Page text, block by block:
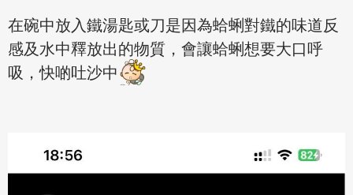
在碗中放入鐵湯匙或刀是因為蛤蜊對鐵的味道反
感及水中釋放出的物質，會讓蛤蜊想要大口呼
吸，快啲吐沙中